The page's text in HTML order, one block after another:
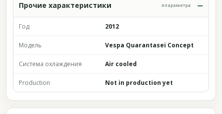
Прочие характеристики 4 параметра
Год 2012
Модель Vespa Quarantasei Concept
Система охлаждения Air cooled
Production Not in production yet